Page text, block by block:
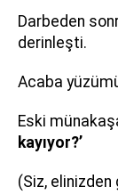
Darbeden
derinleşti.
Acaba
Eski
kayıyor?’
(Siz, elinizden